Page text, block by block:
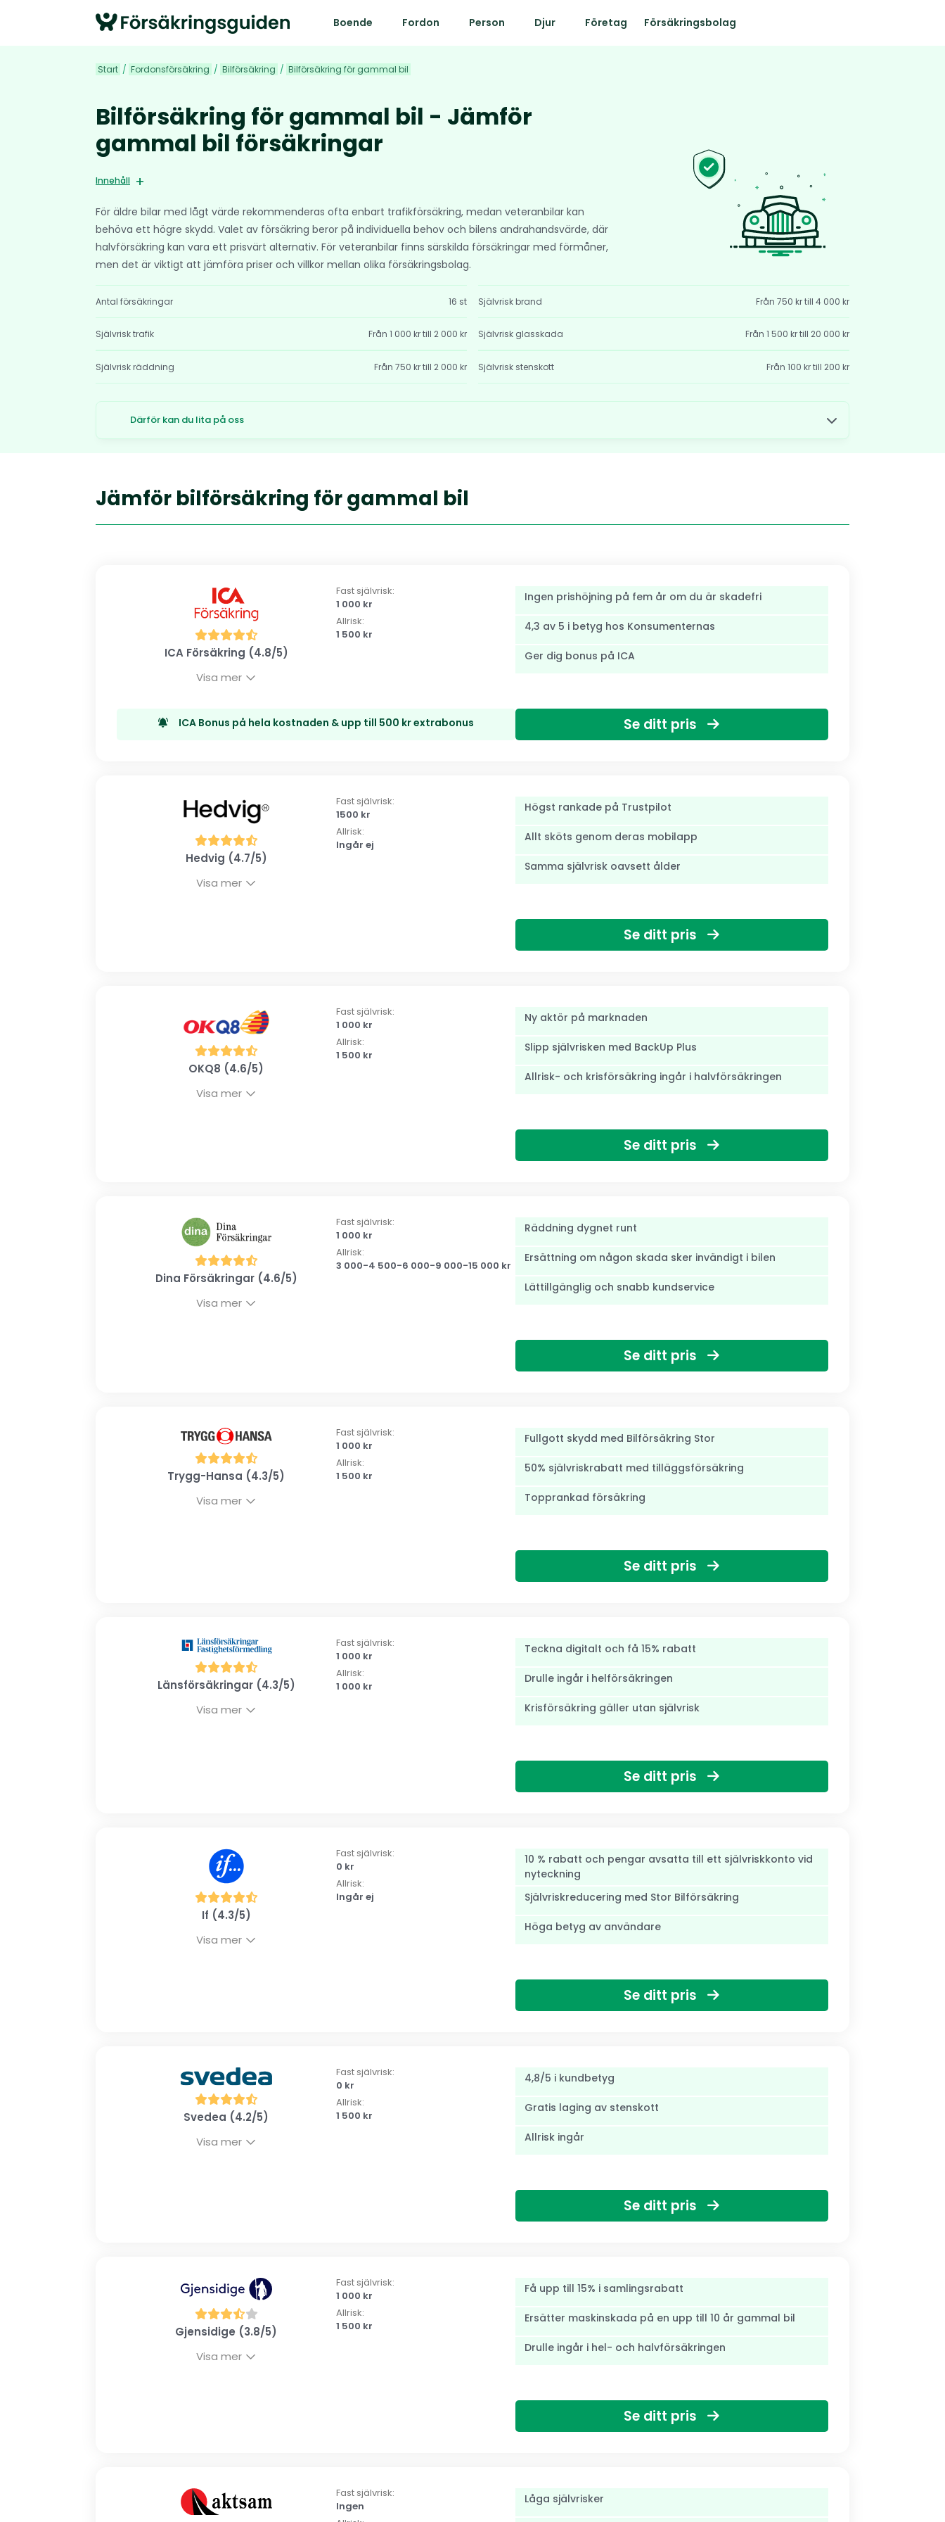
Boende Fordon Person Djur Företag Försäkringsbolag
Start / Fordonsförsäkring / Bilförsäkring / Bilförsäkring för gammal bil
Bilförsäkring för gammal bil - Jämför
gammal bil försäkringar
Innehåll
För äldre bilar med lågt värde rekommenderas ofta enbart trafikförsäkring, medan veteranbilar kan
behöva ett högre skydd. Valet av försäkring beror på individuella behov och bilens andrahandsvärde, där
halvförsäkring kan vara ett prisvärt alternativ. För veteranbilar finns särskilda försäkringar med förmåner,
men det är viktigt att jämföra priser och villkor mellan olika försäkringsbolag.
Antal försäkringar 16 st Självrisk brand Från 750 kr till 4 000 kr
Självrisk trafik Från 1 000 kr till 2 000 kr Självrisk glasskada Från 1 500 kr till 20 000 kr
Självrisk räddning Från 750 kr till 2 000 kr Självrisk stenskott Från 100 kr till 200 kr
Därför kan du lita på oss
Jämför bilförsäkring för gammal bil
ICA Försäkring (4.8/5)
Visa mer
Fast självrisk:
1 000 kr
Allrisk:
1 500 kr
Ingen prishöjning på fem år om du är skadefri
4,3 av 5 i betyg hos Konsumenternas
Ger dig bonus på ICA
ICA Bonus på hela kostnaden & upp till 500 kr extrabonus Se ditt pris
Hedvig (4.7/5)
Visa mer
Fast självrisk:
1500 kr
Allrisk:
Ingår ej
Högst rankade på Trustpilot
Allt sköts genom deras mobilapp
Samma självrisk oavsett ålder
Se ditt pris
OKQ8 (4.6/5)
Visa mer
Fast självrisk:
1 000 kr
Allrisk:
1 500 kr
Ny aktör på marknaden
Slipp självrisken med BackUp Plus
Allrisk- och krisförsäkring ingår i halvförsäkringen
Se ditt pris
Dina Försäkringar (4.6/5)
Visa mer
Fast självrisk:
1 000 kr
Allrisk:
3 000-4 500-6 000-9 000-15 000 kr
Räddning dygnet runt
Ersättning om någon skada sker invändigt i bilen
Lättillgänglig och snabb kundservice
Se ditt pris
Trygg-Hansa (4.3/5)
Visa mer
Fast självrisk:
1 000 kr
Allrisk:
1 500 kr
Fullgott skydd med Bilförsäkring Stor
50% självriskrabatt med tilläggsförsäkring
Topprankad försäkring
Se ditt pris
Länsförsäkringar (4.3/5)
Visa mer
Fast självrisk:
1 000 kr
Allrisk:
1 000 kr
Teckna digitalt och få 15% rabatt
Drulle ingår i helförsäkringen
Krisförsäkring gäller utan självrisk
Se ditt pris
If (4.3/5)
Visa mer
Fast självrisk:
0 kr
Allrisk:
Ingår ej
10 % rabatt och pengar avsatta till ett självriskkonto vid
nyteckning
Självriskreducering med Stor Bilförsäkring
Höga betyg av användare
Se ditt pris
Svedea (4.2/5)
Visa mer
Fast självrisk:
0 kr
Allrisk:
1 500 kr
4,8/5 i kundbetyg
Gratis laging av stenskott
Allrisk ingår
Se ditt pris
Gjensidige (3.8/5)
Visa mer
Fast självrisk:
1 000 kr
Allrisk:
1 500 kr
Få upp till 15% i samlingsrabatt
Ersätter maskinskada på en upp till 10 år gammal bil
Drulle ingår i hel- och halvförsäkringen
Se ditt pris
Fast självrisk:
Ingen
Låga självrisker